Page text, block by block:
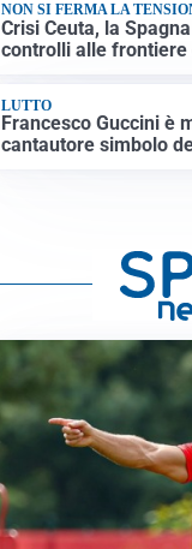
NON SI FERMA LA
Crisi Ceuta, la
controlli alle frontiere
LUTTO
Francesco Guccini è
cantautore simbolo